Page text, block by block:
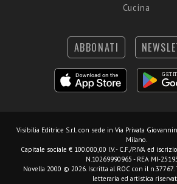
Cucina
ABBONATI
Visibilia Editrice S.r.l. con sede in Via Privata
Milano.
Capitale sociale € 100.000,00 I.V. - C.F./P.IVA ed
N.10269990965 - REA MI-
Novella 2000 © 2026. Iscritta al ROC con il
letteraria ed artistica